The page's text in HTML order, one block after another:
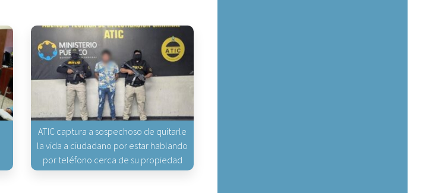
ATIC captura a sospechoso de quitarle
la vida a ciudadano por estar hablando
por teléfono cerca de su propiedad